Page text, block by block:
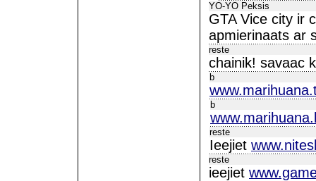
YO-YO Peksis
GTA Vice city ir
apmierinaats ar
reste
chainik! savaac
b
b
reste
Ieejiet
reste
ieejiet